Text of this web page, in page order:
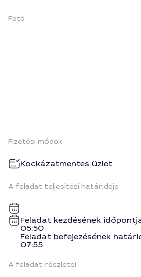
Fotó
Fizetési módok
Kockázatmentes üzlet
A feladat teljesítési határideje
Feladat kezdésének
05:50
Feladat befejezésének
07:55
A feladat részletei